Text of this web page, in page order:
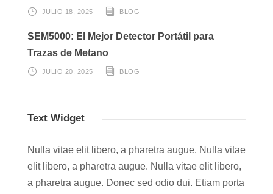
JULIO 18, 2025 BLOG
SEM5000: El Mejor Detector Portátil para
Trazas de Metano
JULIO 20, 2025 BLOG
Text Widget
Nulla vitae elit libero, a pharetra augue. Nulla vitae
elit libero, a pharetra augue. Nulla vitae elit libero,
a pharetra augue. Donec sed odio dui. Etiam porta